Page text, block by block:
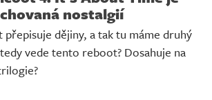
nostalgií
přepisuje dějiny, a tak tu máme druhý
vede tento reboot? Dosahuje na